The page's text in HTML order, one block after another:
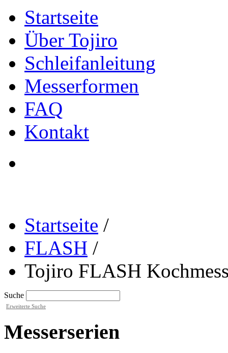
Startseite
Über Tojiro
Schleifanleitung
Messerformen
FAQ
Kontakt
Startseite /
FLASH /
Tojiro FLASH
Suche
Erweiterte Suche
Messerserien